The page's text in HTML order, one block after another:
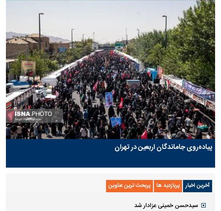
پیاده‌روی جاماندگان اربعین در تهران
آخرین اخبار پربازدید ها پربحث ترین عناوین
سیدحسن خمینی عزادار شد